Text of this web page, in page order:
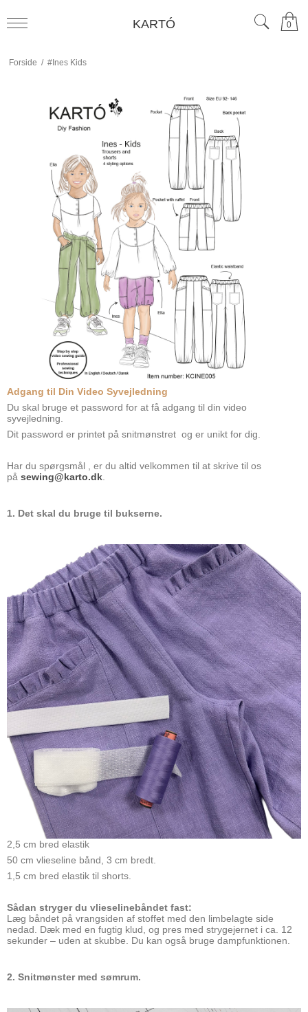
KARTÓ 0
Forside / #Ines Kids
Adgang til Din Video Syvejledning
Du skal bruge et password for at få adgang til din video
syvejledning.
Dit password er printet på snitmønstret og er unikt for dig.
Har du spørgsmål , er du altid velkommen til at skrive til os
på sewing@karto.dk
1. Det skal du bruge til bukserne.
2,5 cm bred elastik
50 cm vlieseline bånd, 3 cm bredt.
1,5 cm bred elastik til shorts.
Sådan stryger du vlieselinebåndet fast:
Læg båndet på vrangsiden af stoffet med den limbelagte side
nedad. Dæk med en fugtig klud, og pres med strygejernet i ca. 12
sekunder – uden at skubbe. Du kan også bruge dampfunktionen.
2. Snitmønster med sømrum.